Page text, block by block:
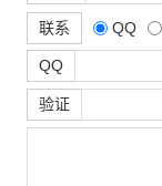
联系 QQ
QQ
验证